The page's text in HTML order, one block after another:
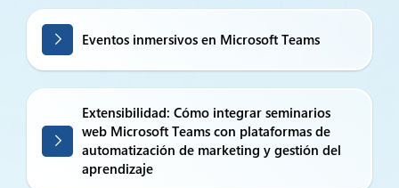
Eventos inmersivos en Microsoft Teams
Extensibilidad: Cómo integrar seminarios
web Microsoft Teams con plataformas de
automatización de marketing y gestión del
aprendizaje